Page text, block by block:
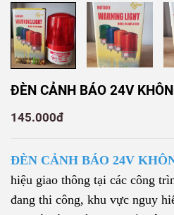
ĐÈN CẢNH BÁO 24V
145.000đ
ĐÈN CẢNH BÁO 24V
hiệu giao thông tại các công
đang thi công, khu vực nguy